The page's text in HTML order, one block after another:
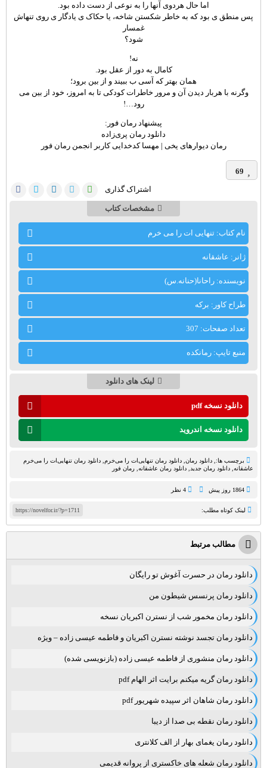
اما حال هردوی آنها را به نوعی از دست داده بود.
پس منطق ی بود که به خاطر شکستن شاخه، یا حکاک ی یادگار ی روی تنهاش
غمسار
شود؟
نه!
کامال به دور از عقل بود.
همان بهتر که آسی ب ببیند و از بین برود؛
وگرنه با هربار دیدن آن و مرور خاطرات کودکی تا به امروز، خود از بین می
رود…!
پیشنهاد رمان فور:
دانلود رمان پری‌زاده
رمان دیوارهای یخی | مهسا کدخدایی کاربر انجمن رمان فور
69
اشتراک گذاری
مشخصات کتاب
نام کتاب: تنهایی ات را می خرم
ژانر: عاشقانه
نویسنده: راحانا(حنانه.س)
طراح کاور: برکه
تعداد صفحات: 307
منبع تایپ: رمانکده
لینک های دانلود
دانلود نسخه pdf
دانلود نسخه اندروید
برچسب ها:, دانلود رمان, دانلود رمان تنهایی‌ات را می‌خرم
دانلود رمان تنهایی‌ات را می‌خرم
عاشقانه, دانلود رمان جدید دانلود رمان عاشقانه, رمان فور
1864 روز پيش 4 نظر
https://novelfor.ir/?p=1711 لینک کوتاه مطلب:
مطالب مرتبط
دانلود رمان در حسرت آغوش تو رایگان
دانلود رمان پرنسس شیطون من
دانلود رمان مخمور شب از نسترن اکبریان نسخه
دانلود رمان تجسد نوشته نسترن اکبریان و فاطمه عیسی زاده – ویژه
دانلود رمان منشوری از فاطمه عیسی زاده (بازنویسی شده)
دانلود رمان گریه میکنم برایت اثر الهام pdf
دانلود رمان شاهان اثر سپیده شهریور pdf
دانلود رمان نقطه بی صدا از دیبا
دانلود رمان یغمای بهار از الف کلانتری
دانلود رمان شعله های خاکستری از پروانه قدیمی